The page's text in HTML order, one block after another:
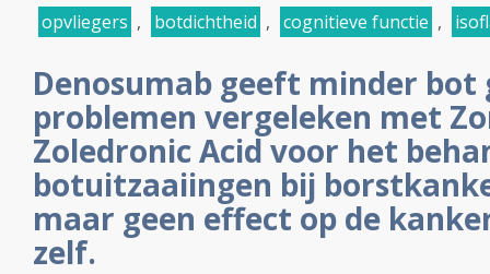
opvliegers , botdichtheid , cognitieve functie ,
Denosumab geeft minder bot
problemen vergeleken met
Zoledronic Acid voor het
botuitzaaiingen bij
maar geen effect op de
zelf.